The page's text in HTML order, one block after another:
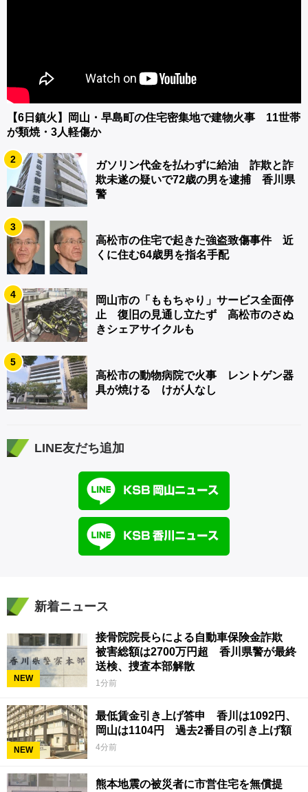
【6日鎮火】岡山・早島町の住宅密集地で建物火事 11世帯
が類焼・3人軽傷か
2
ガソリン代金を払わずに給油 詐欺と詐
欺未遂の疑いで72歳の男を逮捕 香川県
警
3
高松市の住宅で起きた強盗致傷事件 近
くに住む64歳男を指名手配
4
岡山市の「ももちゃり」サービス全面停
止 復旧の見通し立たず 高松市のさぬ
きシェアサイクルも
5
高松市の動物病院で火事 レントゲン器
具が焼ける けが人なし
LINE友だち追加
新着ニュース
NEW
接骨院院長らによる自動車保険金詐欺
被害総額は2700万円超 香川県警が最終
送検、捜査本部解散
1分前
NEW
最低賃金引き上げ答申 香川は1092円、
岡山は1104円 過去2番目の引き上げ額
4分前
熊本地震の被災者に市営住宅を無償提